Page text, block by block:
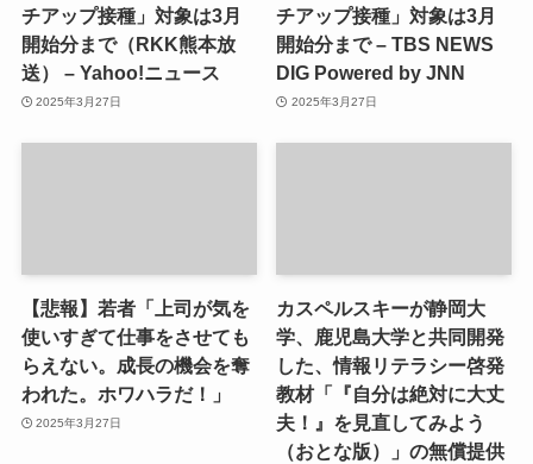
チアップ接種」対象は3月
開始分まで（RKK熊本放
送） – Yahoo!ニュース
2025年3月27日
チアップ接種」対象は3月
開始分まで – TBS NEWS
DIG Powered by JNN
2025年3月27日
【悲報】若者「上司が気を
使いすぎて仕事をさせても
らえない。成長の機会を奪
われた。ホワハラだ！」
2025年3月27日
カスペルスキーが静岡大
学、鹿児島大学と共同開発
した、情報リテラシー啓発
教材「『自分は絶対に大丈
夫！』を見直してみよう
（おとな版）」の無償提供